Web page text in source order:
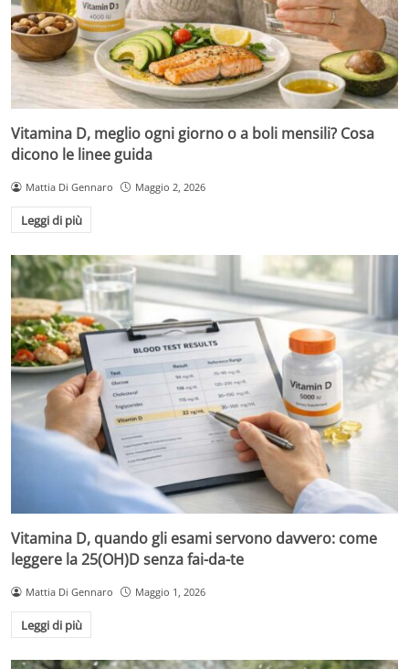
Vitamina D, meglio ogni giorno o a boli mensili? Cosa
dicono le linee guida
Mattia Di Gennaro Maggio 2, 2026
Leggi di più
Vitamina D, quando gli esami servono davvero: come
leggere la 25(OH)D senza fai-da-te
Mattia Di Gennaro Maggio 1, 2026
Leggi di più